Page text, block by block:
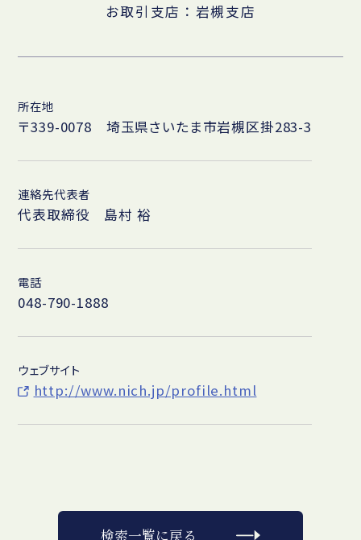
お取引支店：岩槻支店
所在地
〒339-0078 埼玉県さいたま市岩槻区掛283-3
連絡先代表者
代表取締役 島村 裕
電話
048-790-1888
ウェブサイト
http://www.nich.jp/profile.html
検索一覧に戻る